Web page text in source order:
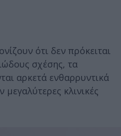
ότι δεν πρόκειται
σχέσης, τα
αρκετά ενθαρρυντικά
κλινικές